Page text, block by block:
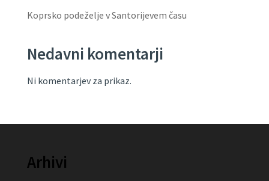
Koprsko podeželje v Santorijevem času
Nedavni komentarji
Ni komentarjev za prikaz.
Arhivi